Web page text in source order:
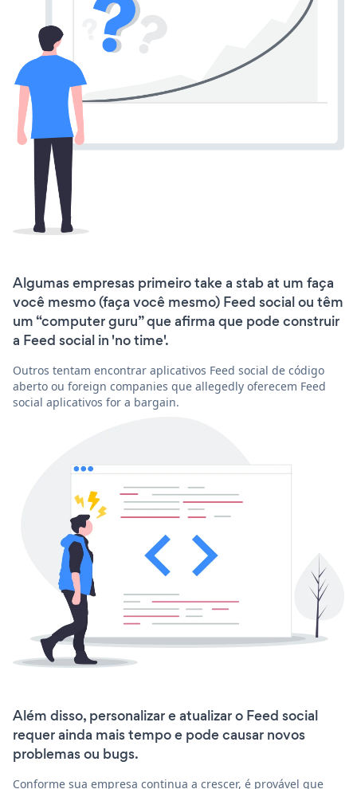
Algumas empresas primeiro take a stab at um faça
você mesmo (faça você mesmo) Feed social ou têm
um “computer guru” que afirma que pode construir
a Feed social in 'no time'.
Outros tentam encontrar aplicativos Feed social de código
aberto ou foreign companies que allegedly oferecem Feed
social aplicativos for a bargain.
Além disso, personalizar e atualizar o Feed social
requer ainda mais tempo e pode causar novos
problemas ou bugs.
Conforme sua empresa continua a crescer, é provável que